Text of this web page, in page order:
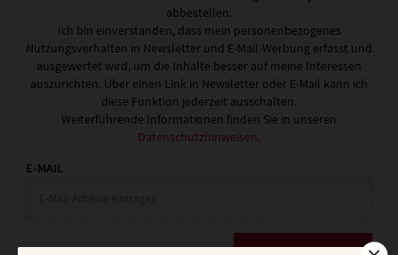
abbestellen.
Ich bin einverstanden, dass mein personenbezogenes
Nutzungsverhalten in Newsletter und E-Mail-Werbung erfasst und
ausgewertet wird, um die Inhalte besser auf meine Interessen
auszurichten. Über einen Link in Newsletter oder E-Mail kann ich
diese Funktion jederzeit ausschalten.
Weiterführende Informationen finden Sie in unseren
Datenschutzhinweisen.
E-MAIL